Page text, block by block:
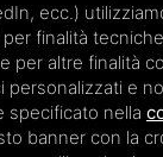
Partita iva:
ecc.)
finalità
per altre finalità
personalizzati e
specificato nella
banner con la